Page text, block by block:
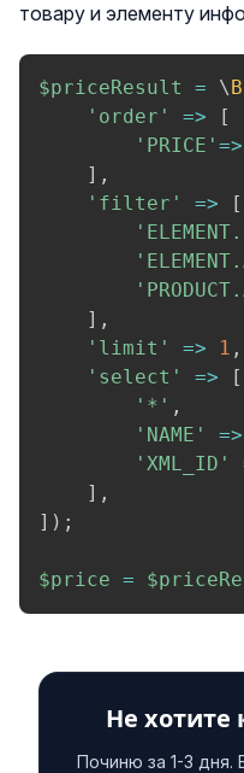
товару и элементу
$priceResult = \
'order'
=>
[
'PRICE' =>
] ,
'filter'
=>
[
] ,
'limit'
=> 1 ,
'select'
=>
[
'*' ,
'NAME'
=>
'XML_ID'
] ,
] ) ;
$price =
Не хотите
Починю за 1-3 дня.